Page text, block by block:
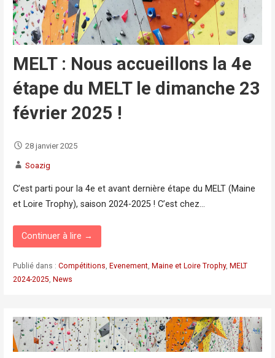
MELT : Nous accueillons la 4e
étape du MELT le dimanche 23
février 2025 !
28 janvier 2025
Soazig
C’est parti pour la 4e et avant dernière étape du MELT (Maine
et Loire Trophy), saison 2024-2025 ! C’est chez…
Continuer à lire →
Publié dans : Compétitions, Evenement, Maine et Loire Trophy, MELT
2024-2025, News